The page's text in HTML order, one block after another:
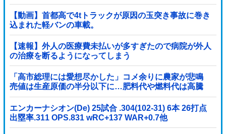
【動画】首都高で4tトラックが原因の玉突き事故に巻き
込まれた軽バンの車載。
【速報】外人の医療費未払いが多すぎたので病院が外人
の治療を断るようになってしまう
「高市総理には愛想尽かした」コメ余りに農家が悲鳴
売値は生産原価の半分以下に…肥料代や燃料代は高騰
「今年でやめる」農家も
エンカーナシオン(De) 25試合 .304(102-31) 6本 26打点
出塁率.311 OPS.831 wRC+137 WAR+0.7他